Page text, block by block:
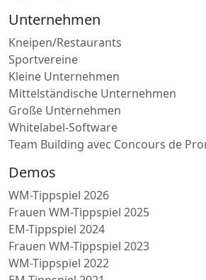
Unternehmen
Kneipen/Restaurants
Sportvereine
Kleine Unternehmen
Mittelständische Unternehmen
Große Unternehmen
Whitelabel-Software
Team Building avec Concours de
Demos
WM-Tippspiel 2026
Frauen WM-Tippspiel 2025
EM-Tippspiel 2024
Frauen WM-Tippspiel 2023
WM-Tippspiel 2022